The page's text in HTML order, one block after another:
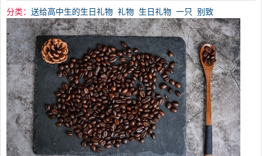
分类： 送给高中生的生日礼物 礼物 生日礼物 一只 别致